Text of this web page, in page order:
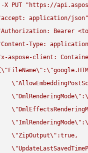
-X PUT
"https://
application/json"
Bearer
Type:
aspose-client:
\" FileName\" :\"
\"
\" DmlRenderingMode\" :
\"
\"ImlRenderingMode\" :
\"ZipOutput\" :true,
\"